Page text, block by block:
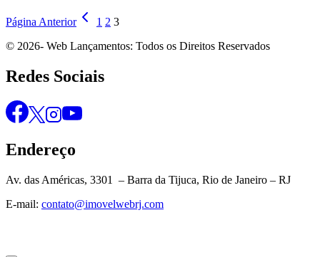
Página Anterior 1 2 3
© 2026- Web Lançamentos: Todos os Direitos Reservados
Redes Sociais
Endereço
Av. das Américas, 3301 – Barra da Tijuca, Rio de Janeiro – RJ
E-mail: contato@imovelwebrj.com